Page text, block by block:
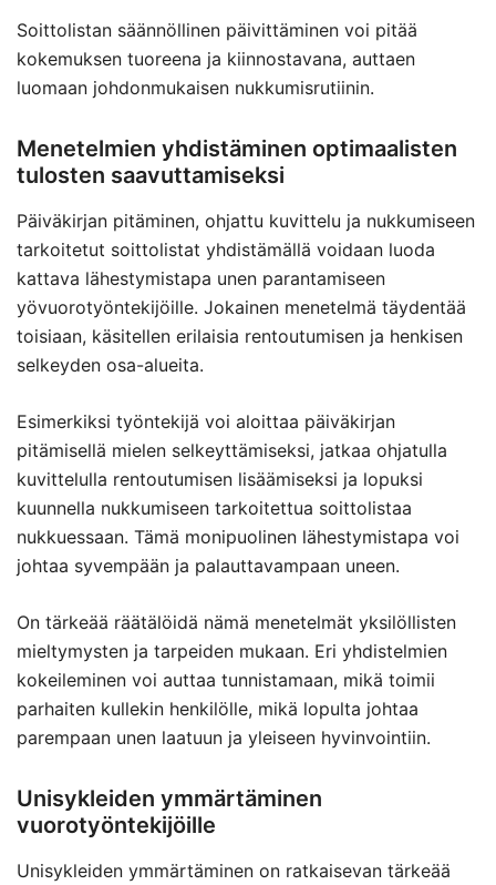
Soittolistan säännöllinen päivittäminen voi pitää
kokemuksen tuoreena ja kiinnostavana, auttaen
luomaan johdonmukaisen nukkumisrutiinin.
Menetelmien yhdistäminen optimaalisten
tulosten saavuttamiseksi
Päiväkirjan pitäminen, ohjattu kuvittelu ja nukkumiseen
tarkoitetut soittolistat yhdistämällä voidaan luoda
kattava lähestymistapa unen parantamiseen
yövuorotyöntekijöille. Jokainen menetelmä täydentää
toisiaan, käsitellen erilaisia rentoutumisen ja henkisen
selkeyden osa-alueita.
Esimerkiksi työntekijä voi aloittaa päiväkirjan
pitämisellä mielen selkeyttämiseksi, jatkaa ohjatulla
kuvittelulla rentoutumisen lisäämiseksi ja lopuksi
kuunnella nukkumiseen tarkoitettua soittolistaa
nukkuessaan. Tämä monipuolinen lähestymistapa voi
johtaa syvempään ja palauttavampaan uneen.
On tärkeää räätälöidä nämä menetelmät yksilöllisten
mieltymysten ja tarpeiden mukaan. Eri yhdistelmien
kokeileminen voi auttaa tunnistamaan, mikä toimii
parhaiten kullekin henkilölle, mikä lopulta johtaa
parempaan unen laatuun ja yleiseen hyvinvointiin.
Unisykleiden ymmärtäminen
vuorotyöntekijöille
Unisykleiden ymmärtäminen on ratkaisevan tärkeää